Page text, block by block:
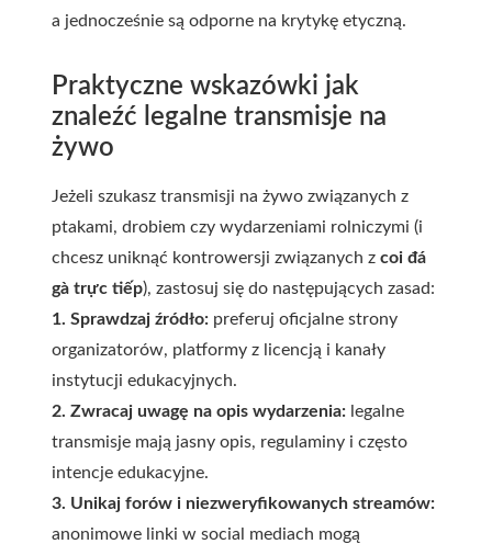
a jednocześnie są odporne na krytykę etyczną.
Praktyczne wskazówki jak
znaleźć legalne transmisje na
żywo
Jeżeli szukasz transmisji na żywo związanych z
ptakami, drobiem czy wydarzeniami rolniczymi (i
chcesz uniknąć kontrowersji związanych z coi đá
gà trực tiếp), zastosuj się do następujących zasad:
1. Sprawdzaj źródło: preferuj oficjalne strony
organizatorów, platformy z licencją i kanały
instytucji edukacyjnych.
2. Zwracaj uwagę na opis wydarzenia: legalne
transmisje mają jasny opis, regulaminy i często
intencje edukacyjne.
3. Unikaj forów i niezweryfikowanych streamów:
anonimowe linki w social mediach mogą